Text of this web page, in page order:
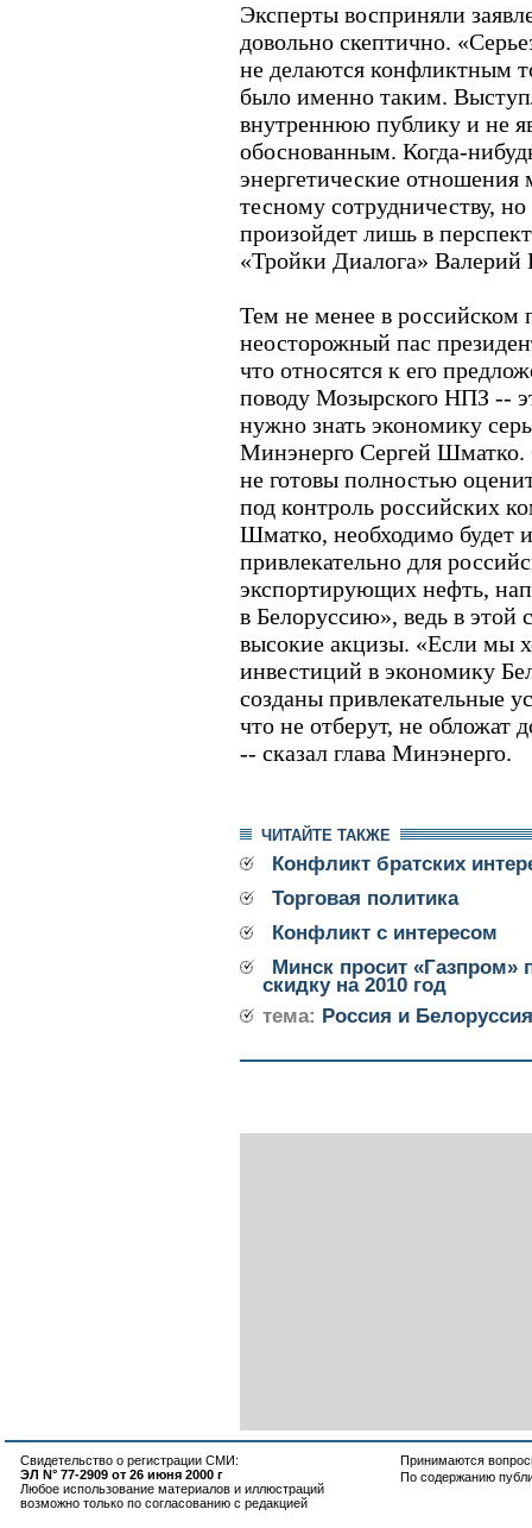
Эксперты восприняли
довольно скептично.
не делаются конфликтным
было именно таким.
внутреннюю публику и не
обоснованным. Когда-
энергетические
тесному сотрудничеству,
произойдет лишь в
«Тройки Диалога» Валерий
Тем не менее в российском
неосторожный пас
что относятся к его
поводу Мозырского НПЗ --
нужно знать экономику
Минэнерго Сергей Шматко.
не готовы полностью
под контроль российских
Шматко, необходимо будет
привлекательно для
экспортирующих нефть,
в Белоруссию», ведь в этой
высокие акцизы. «Если мы
инвестиций в экономику
созданы привлекательные
что не отберут, не обложат
-- сказал глава Минэнерго.
ЧИТАЙТЕ ТАКЖЕ
Конфликт братских
Торговая политика
Конфликт с интересом
Минск просит «Газпром»
скидку на 2010 год
тема: Россия и Белоруссия
Свидетельство о регистрации СМИ:
ЭЛ N° 77-2909 от 26 июня 2000 г
Любое использование материалов и иллюстраций
возможно только по согласованию с редакцией
Принимаются
По содержанию